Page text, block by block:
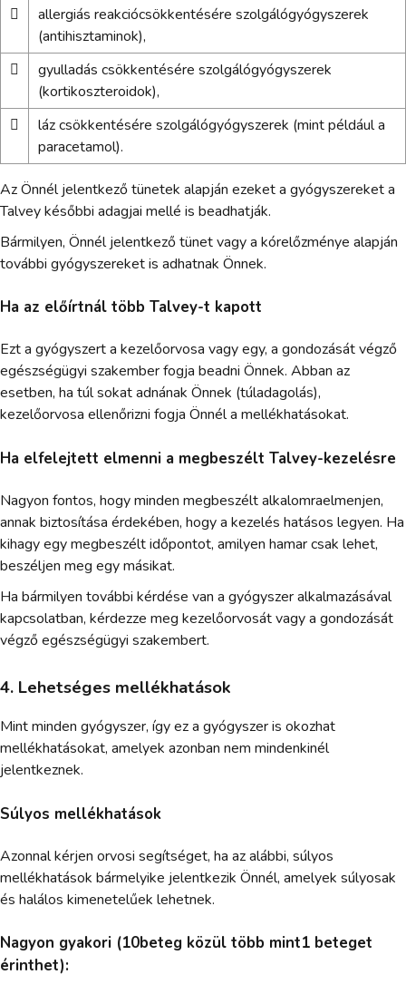

allergiás reakciócsökkentésére szolgálógyógyszerek
(antihisztaminok),

gyulladás csökkentésére szolgálógyógyszerek
(kortikoszteroidok),

láz csökkentésére szolgálógyógyszerek (mint például a
paracetamol).
Az Önnél jelentkező tünetek alapján ezeket a gyógyszereket a
Talvey későbbi adagjai mellé is beadhatják.
Bármilyen, Önnél jelentkező tünet vagy a kórelőzménye alapján
további gyógyszereket is adhatnak Önnek.
Ha az előírtnál több Talvey-t kapott
Ezt a gyógyszert a kezelőorvosa vagy egy, a gondozását végző
egészségügyi szakember fogja beadni Önnek. Abban az
esetben, ha túl sokat adnának Önnek (túladagolás),
kezelőorvosa ellenőrizni fogja Önnél a mellékhatásokat.
Ha elfelejtett elmenni a megbeszélt Talvey-kezelésre
Nagyon fontos, hogy minden megbeszélt alkalomraelmenjen,
annak biztosítása érdekében, hogy a kezelés hatásos legyen. Ha
kihagy egy megbeszélt időpontot, amilyen hamar csak lehet,
beszéljen meg egy másikat.
Ha bármilyen további kérdése van a gyógyszer alkalmazásával
kapcsolatban, kérdezze meg kezelőorvosát vagy a gondozását
végző egészségügyi szakembert.
4. Lehetséges mellékhatások
Mint minden gyógyszer, így ez a gyógyszer is okozhat
mellékhatásokat, amelyek azonban nem mindenkinél
jelentkeznek.
Súlyos mellékhatások
Azonnal kérjen orvosi segítséget, ha az alábbi, súlyos
mellékhatások bármelyike jelentkezik Önnél, amelyek súlyosak
és halálos kimenetelűek lehetnek.
Nagyon gyakori (10beteg közül több mint1 beteget
érinthet):